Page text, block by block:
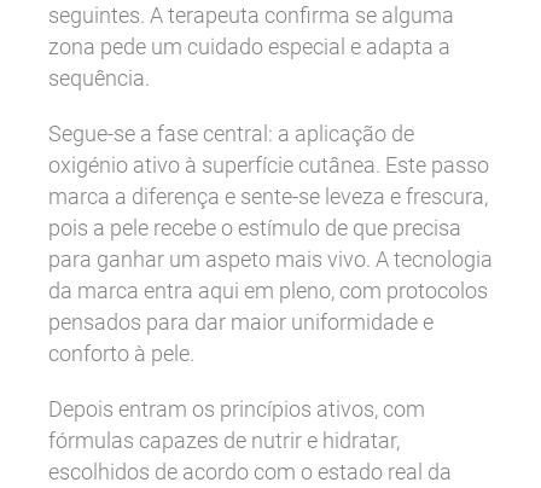
seguintes. A terapeuta confirma se alguma
zona pede um cuidado especial e adapta a
sequência.
Segue-se a fase central: a aplicação de
oxigénio ativo à superfície cutânea. Este passo
marca a diferença e sente-se leveza e frescura,
pois a pele recebe o estímulo de que precisa
para ganhar um aspeto mais vivo. A tecnologia
da marca entra aqui em pleno, com protocolos
pensados para dar maior uniformidade e
conforto à pele.
Depois entram os princípios ativos, com
fórmulas capazes de nutrir e hidratar,
escolhidos de acordo com o estado real da